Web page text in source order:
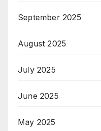
September 2025
August 2025
July 2025
June 2025
May 2025